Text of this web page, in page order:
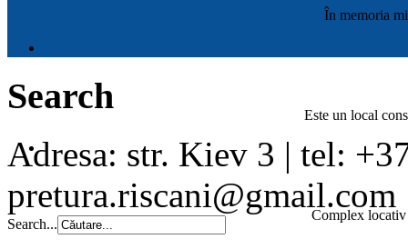
În memoria
Este un local
Complex
Search
Adresa: str. Kiev 3 | tel:
pretura.riscani@gmail.com
Search...